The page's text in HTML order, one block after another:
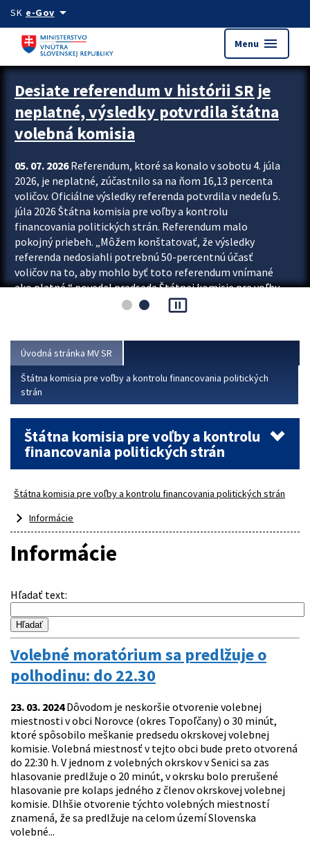
Preskocit na hlavný obsah
SK e-Govarrow_drop_down
Menu menu
Zastavit automatický posun upútavok
Desiate referendum v histórii SR je
neplatné, výsledky potvrdila štátna
volebná komisia
05. 07. 2026Referendum, ktoré sa konalo v sobotu 4. júla
2026, je neplatné, zúčastnilo sa na ňom 16,13 percenta
voličov. Oficiálne výsledky referenda potvrdila v nedeľu 5.
júla 2026 Štátna komisia pre voľby a kontrolu
financovania politických strán. Referendum malo
pokojný priebeh. „Môžem konštatovať, že výsledky
referenda nedosiahli potrebnú 50-percentnú účasť
voličov na to, aby mohlo byť toto referendum vnímané
ako platné,“ povedal predseda Štátnej komisie pre voľby
a kontrolu financovania politických...
pause_presentation
Úvodná stránka MV SR
Štátna komisia pre voľby a kontrolu financovania politických
strán
Štátna komisia pre voľby a kontrolu
financovania politických strán
Štátna komisia pre voľby a kontrolu financovania politických strán
Informácie
Informácie
Hľadať text:
Volebné moratórium sa predlžuje o
polhodinu: do 22.30
23. 03. 2024Dôvodom je neskoršie otvorenie volebnej
miestnosti v obci Norovce (okres Topoľčany) o 30 minút,
ktoré spôsobilo meškanie predsedu okrskovej volebnej
komisie. Volebná miestnosť v tejto obci bude preto otvorená
do 22:30 h. V jednom z volebných okrskov v Senici sa zas
hlasovanie predlžuje o 20 minút, v okrsku bolo prerušené
hlasovanie pre kolaps jedného z členov okrskovej volebnej
komisie. Dlhšie otvorenie týchto volebných miestností
znamená, že sa predlžuje na celom území Slovenska
volebné...